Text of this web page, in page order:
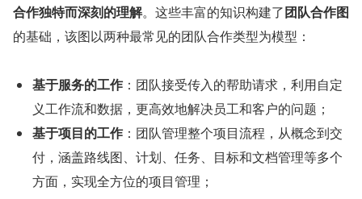
合作独特而深刻的理解。这些丰富的知识构建了团队合作图
的基础，该图以两种最常见的团队合作类型为模型：
基于服务的工作 ：团队接受传入的帮助请求，利用自定
义工作流和数据，更高效地解决员工和客户的问题；
基于项目的工作 ：团队管理整个项目流程，从概念到交
付，涵盖路线图、计划、任务、目标和文档管理等多个
方面，实现全方位的项目管理；